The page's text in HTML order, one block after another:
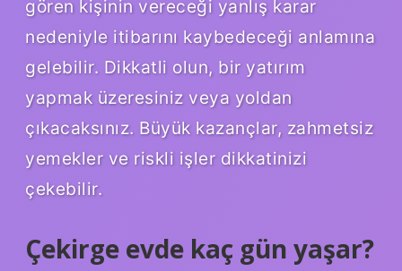
gören kişinin vereceği yanlış karar
nedeniyle itibarını kaybedeceği anlamına
gelebilir. Dikkatli olun, bir yatırım
yapmak üzeresiniz veya yoldan
çıkacaksınız. Büyük kazançlar, zahmetsiz
yemekler ve riskli işler dikkatinizi
çekebilir.
Çekirge evde kaç gün yaşar?